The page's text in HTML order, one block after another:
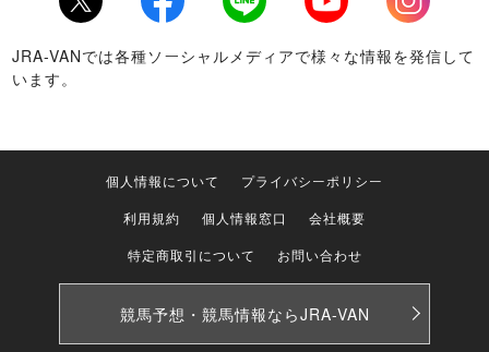
Twitter Facebook LINE Youtube
Instagram
JRA-VANでは各種ソーシャルメディアで様々な情報を発信して
います。
個人情報について
プライバシーポリシー
利用規約
個人情報窓口
会社概要
特定商取引について
お問い合わせ
競馬予想・競馬情報ならJRA-VAN